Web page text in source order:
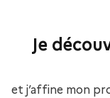
Je
et j’affine mon